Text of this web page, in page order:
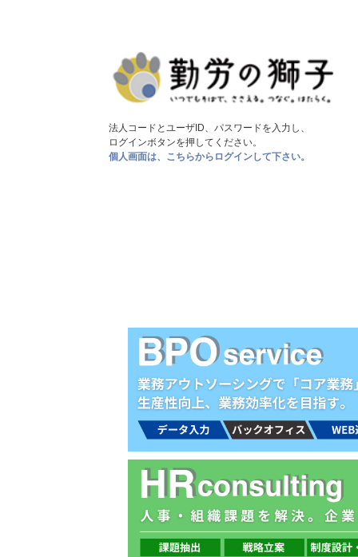
法人コードとユーザID、パスワードを入力し、
ログインボタンを押してください。
個人画面は、こちらからログインして下さい。